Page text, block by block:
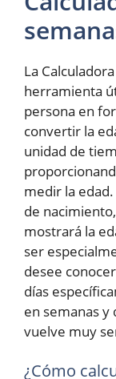
La
herramienta
persona en
convertir la
unidad de
medir la
de
mostrará la
ser
desee
días
en semanas
vuelve muy
¿Cómo